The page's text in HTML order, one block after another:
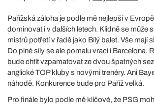
Pařížská záloha je podle mě nejlepší v
dominovat i v dalších letech. Klidně se může
mistrů potřetí v řadě jako Bílý balet. Vše mají
Do plné síly se ale pomalu vrací i Barcelona.
bude chtít vzpamatovat ze dvou špatných
anglické TOP kluby s novými trenéry. Ani
náhodě. Konkurence bude pro Paříž velká.
Pro finále bylo podle mě klíčové, že PSG